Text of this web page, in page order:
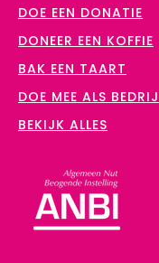
DOE EEN DONATIE
DONEER EEN KOFFIE
BAK EEN TAART
DOE MEE ALS
BEKIJK ALLES